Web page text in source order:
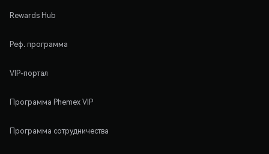
Rewards Hub
Реф. программа
VIP-портал
Программа Phemex VIP
Программа сотрудничества